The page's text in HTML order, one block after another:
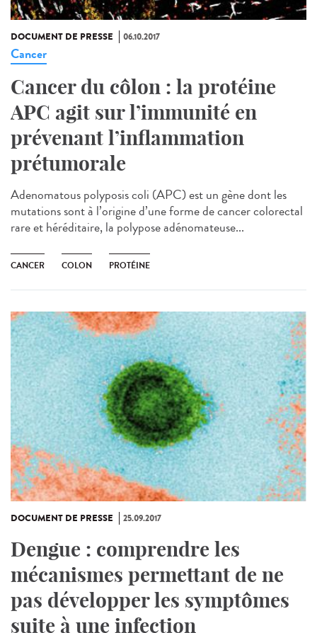
DOCUMENT DE PRESSE 06.10.2017
Cancer
Cancer du côlon : la protéine
APC agit sur l’immunité en
prévenant l’inflammation
prétumorale
Adenomatous polyposis coli (APC) est un gène dont les
mutations sont à l’origine d’une forme de cancer colorectal
rare et héréditaire, la polypose adénomateuse...
CANCER COLON PROTÉINE
DOCUMENT DE PRESSE 25.09.2017
Dengue : comprendre les
mécanismes permettant de ne
pas développer les symptômes
suite à une infection